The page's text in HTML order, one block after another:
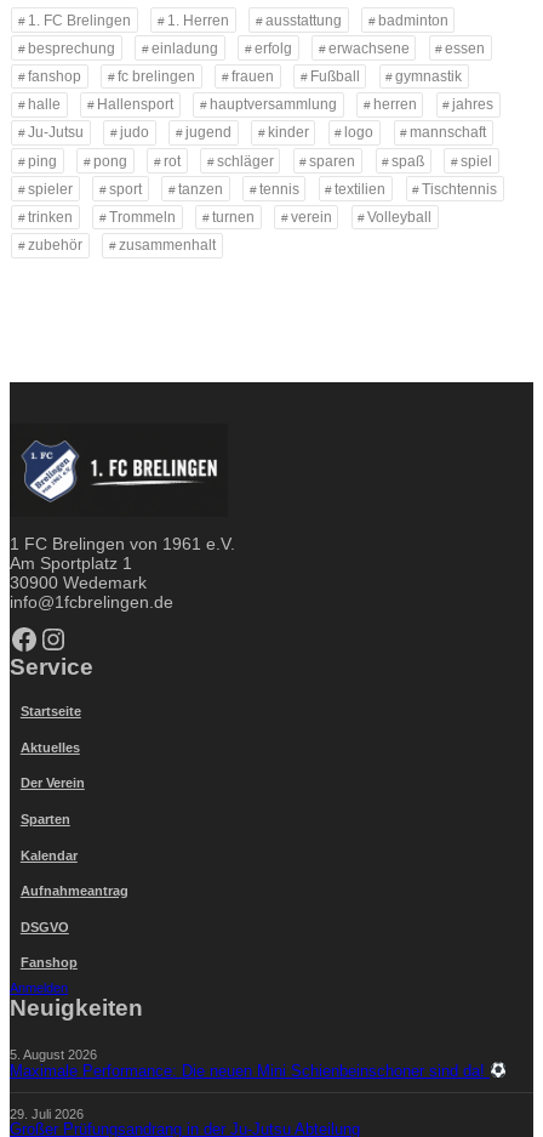
1. FC Brelingen 1. Herren ausstattung
badminton
besprechung
einladung erfolg erwachsene
essen
fanshop
fc brelingen frauen Fußball
gymnastik
halle
Hallensport hauptversammlung herren
jahres
Ju-Jutsu
judo jugend kinder logo
mannschaft
ping
pong rot schläger sparen spaß
spiel
spieler
sport tanzen tennis textilien
Tischtennis
trinken
Trommeln turnen verein
Volleyball
zubehör
zusammenhalt
1 FC Brelingen von 1961 e.V.
Am Sportplatz 1
30900 Wedemark
info@1fcbrelingen.de
Facebook Instagram
Service
Startseite
Aktuelles
Der Verein
Sparten
Kalendar
Aufnahmeantrag
DSGVO
Fanshop
Anmelden
Neuigkeiten
5. August 2026
Maximale Performance: Die neuen Mini Schienbeinschoner sind da!
29. Juli 2026
Großer Prüfungsandrang in der Ju-Jutsu Abteilung